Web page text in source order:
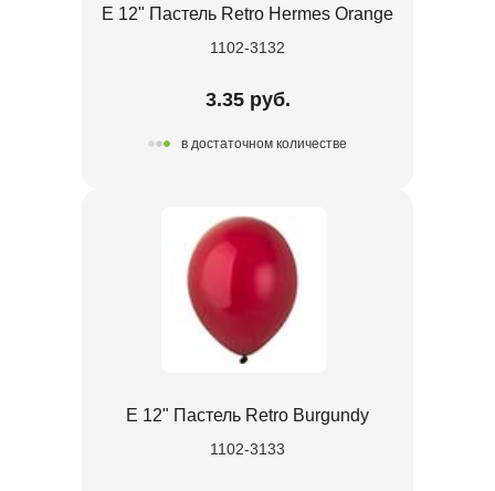
Е 12" Пастель Retro Hermes Orange
1102-3132
3.35 руб.
в достаточном количестве
Е 12" Пастель Retro Burgundy
1102-3133